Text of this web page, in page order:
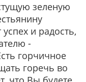
зеленую
и радость,
-
горчичное
горечь во